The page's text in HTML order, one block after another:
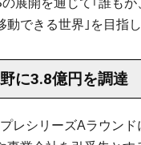
展開を通じて｢誰もが
動できる世界｣を目指
に3.8億円を調達
レシリーズAラウンド